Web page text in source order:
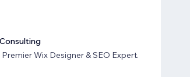
Wix Designer & SEO Expert.